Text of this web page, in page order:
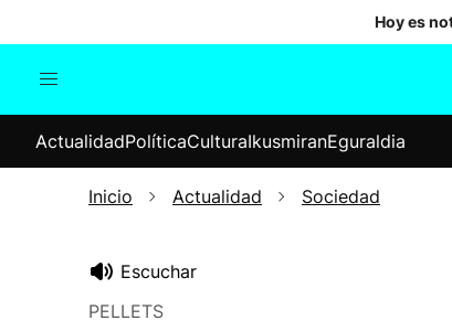
Hoy es
Internacional
Elecciones
ActualidadPolíticaCulturaIkusmiranEguraldia
Inicio Actualidad Sociedad
Escuchar
PELLETS